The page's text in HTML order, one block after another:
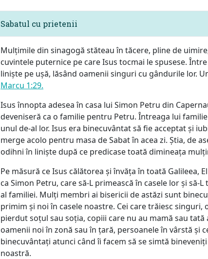
Sabatul cu prietenii
Mulțimile din sinagogă stăteau în tăcere, pline de
cuvintele puternice pe care Isus tocmai le spusese.
liniște pe ușă, lăsând oamenii singuri cu gândurile lor.
Marcu 1:29.
Isus înnopta adesea în casa lui Simon Petru din
deveniseră ca o familie pentru Petru. Întreaga lui
unul de-al lor. Isus era binecuvântat să fie acceptat și
merge acolo pentru masa de Sabat în acea zi. Știa, de
odihni în liniște după ce predicase toată dimineața
Pe măsură ce Isus călătorea și învăța în toată Galileea,
ca Simon Petru, care să-L primească în casele lor și să-
al familiei. Mulți membri ai bisericii de astăzi sunt
primim și noi în casele noastre. Cei care trăiesc singuri,
pierdut soțul sau soția, copiii care nu au mamă sau
oamenii noi în zonă sau în țară, persoanele în vârstă și
binecuvântați atunci când îi facem să se simtă
noastră.